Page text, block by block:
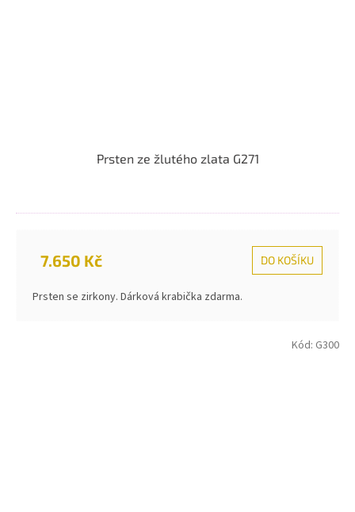
Prsten ze žlutého zlata G271
7.650 Kč DO KOŠÍKU
Prsten se zirkony. Dárková krabička zdarma.
Kód: G300